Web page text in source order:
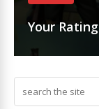
Your Rating